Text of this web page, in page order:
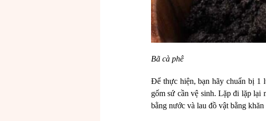
Bã cà phê
Để thực hiện, bạn hãy chuẩn bị 1
gốm sứ cần vệ sinh. Lặp đi lặp lại
bằng nước và lau đồ vật bằng khăn